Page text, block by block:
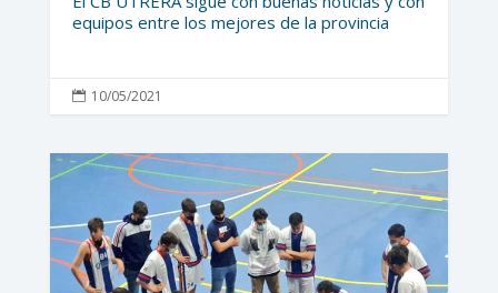
equipos entre los mejores de la provincia
 10/05/2021